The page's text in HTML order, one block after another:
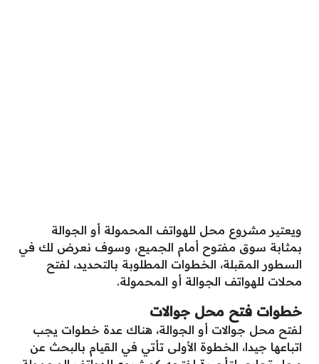
ويعتير مشروع محل للهواتف المحمولة أو الجوالة
بمثابة سوق مفتوح أمام الجميع، وسوف نعرض لك في
السطور المقبلة، الخطوات المطلوبة بالتحديد، لفتح
محلات للهواتف الجوالة أو المحمولة.
خطوات فتح محل جوالات
لفتح محل جوالات أو الجوالة، هناك عدة خطوات يجب
اتباعها جيدا، الخطوة الأولى تأتي في القيام بالبحث عن